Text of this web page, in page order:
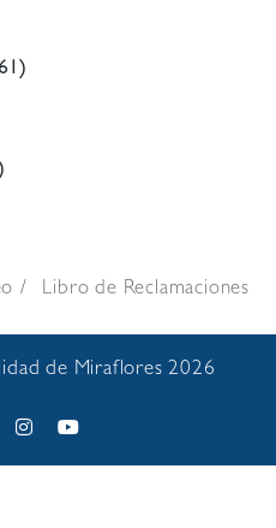
Libro de Reclamaciones
de Miraflores 2026